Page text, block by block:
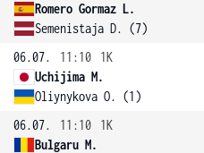
Romero Gormaz L.
Semenistaja D. (7)
06.07.
11:10
1K
Uchijima M.
Oliynykova O. (1)
06.07.
11:10
1K
Bulgaru M.